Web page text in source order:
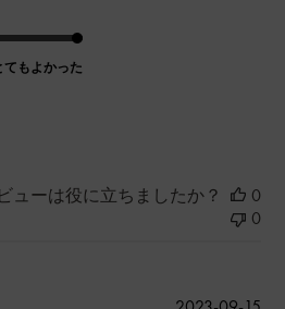
てもよかった
ューは役に立ちましたか？
0
0